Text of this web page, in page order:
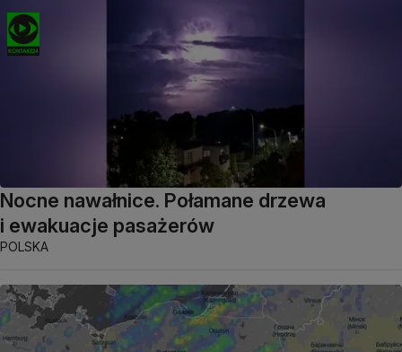
Nocne nawałnice. Połamane drzewa
i ewakuacje pasażerów
POLSKA